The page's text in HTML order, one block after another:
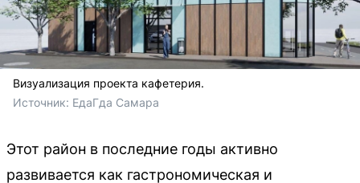
Визуализация проекта кафетерия.
Источник: ЕдаГда Самара
Этот район в последние годы активно
развивается как гастрономическая и